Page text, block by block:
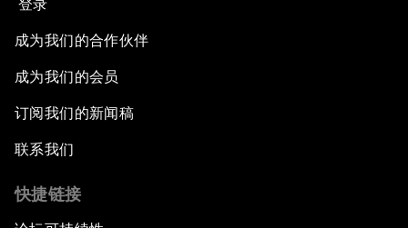
登录
成为我们的合作伙伴
成为我们的会员
订阅我们的新闻稿
联系我们
快捷链接